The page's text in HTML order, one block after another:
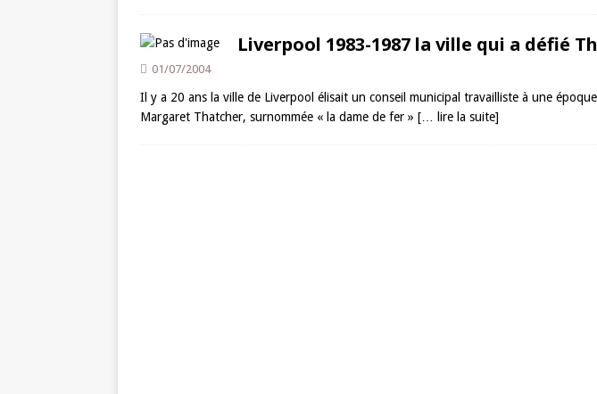
Liverpool 1983-1987 la ville qui a défié
01/07/2004
Il y a 20 ans la ville de Liverpool élisait un conseil municipal travailliste à une
Margaret Thatcher, surnommée « la dame de fer » [… lire la suite]